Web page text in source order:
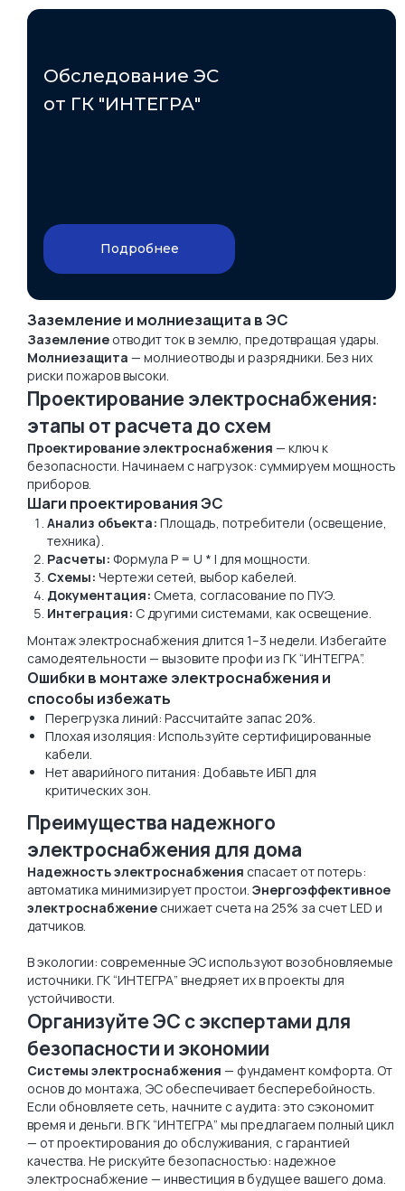
Обследование ЭС
от ГК "ИНТЕГРА"
Подробнее
Заземление и молниезащита в ЭС
Заземление отводит ток в землю, предотвращая удары.
Молниезащита — молниеотводы и разрядники. Без них
риски пожаров высоки.
Проектирование электроснабжения:
этапы от расчета до схем
Проектирование электроснабжения — ключ к
безопасности. Начинаем с нагрузок: суммируем мощность
приборов.
Шаги проектирования ЭС
Анализ объекта: Площадь, потребители (освещение,
техника).
Расчеты: Формула P = U * I для мощности.
Схемы: Чертежи сетей, выбор кабелей.
Документация: Смета, согласование по ПУЭ.
Интеграция: С другими системами, как освещение.
Монтаж электроснабжения длится 1–3 недели. Избегайте
самодеятельности — вызовите профи из ГК “ИНТЕГРА”.
Ошибки в монтаже электроснабжения и
способы избежать
Перегрузка линий: Рассчитайте запас 20%.
Плохая изоляция: Используйте сертифицированные
кабели.
Нет аварийного питания: Добавьте ИБП для
критических зон.
Преимущества надежного
электроснабжения для дома
Надежность электроснабжения спасает от потерь:
автоматика минимизирует простои. Энергоэффективное
электроснабжение снижает счета на 25% за счет LED и
датчиков.
В экологии: современные ЭС используют возобновляемые
источники. ГК “ИНТЕГРА” внедряет их в проекты для
устойчивости.
Организуйте ЭС с экспертами для
безопасности и экономии
Системы электроснабжения — фундамент комфорта. От
основ до монтажа, ЭС обеспечивает бесперебойность.
Если обновляете сеть, начните с аудита: это сэкономит
время и деньги. В ГК “ИНТЕГРА” мы предлагаем полный цикл
— от проектирования до обслуживания, с гарантией
качества. Не рискуйте безопасностью: надежное
электроснабжение — инвестиция в будущее вашего дома.